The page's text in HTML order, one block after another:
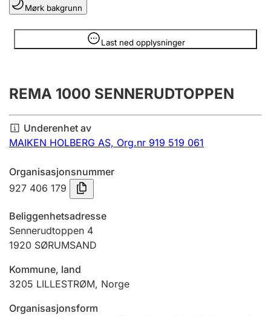
Lag og forening
Registrere, endre, slette
Årsregnskap
Innsending og forsinkelsesgebyr
Tinglysing
Jeger
Betaling og jegeravgiftskort
Ektepaktveileder
Mørk bakgrunn
Last ned opplysninger
Opplysninger er skjult
REMA 1000 SENNERUDTOPPEN
Underenhet av
MAIKEN HOLBERG AS, Org.nr 919 519 061
Organisasjonsnummer
927 406 179
Beliggenhetsadresse
Sennerudtoppen 4
1920 SØRUMSAND
Kommune, land
3205 LILLESTRØM, Norge
Organisasjonsform